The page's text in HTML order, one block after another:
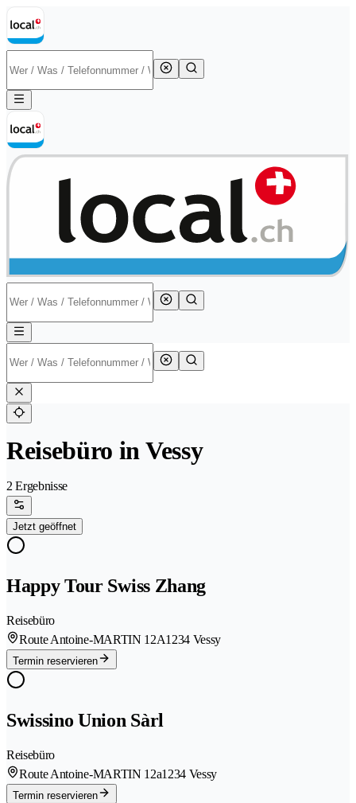
Reisebüro in Vessy
2 Ergebnisse
Jetzt geöffnet
Happy Tour Swiss Zhang
Reisebüro
Route Antoine-MARTIN 12A1234 Vessy
Termin reservieren
Swissino Union Sàrl
Reisebüro
Route Antoine-MARTIN 12a1234 Vessy
Termin reservieren